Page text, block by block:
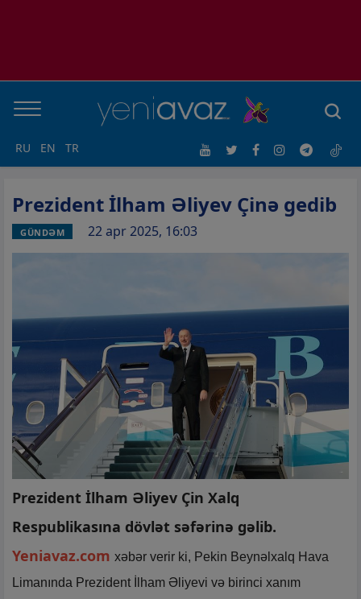
RU EN TR
Prezident İlham Əliyev Çinə gedib
GÜNDƏM 22 apr 2025, 16:03
Prezident İlham Əliyev Çin Xalq
Respublikasına dövlət səfərinə gəlib.
Yeniavaz.com xəbər verir ki, Pekin Beynəlxalq Hava
Limanında Prezident İlham Əliyevi və birinci xanım